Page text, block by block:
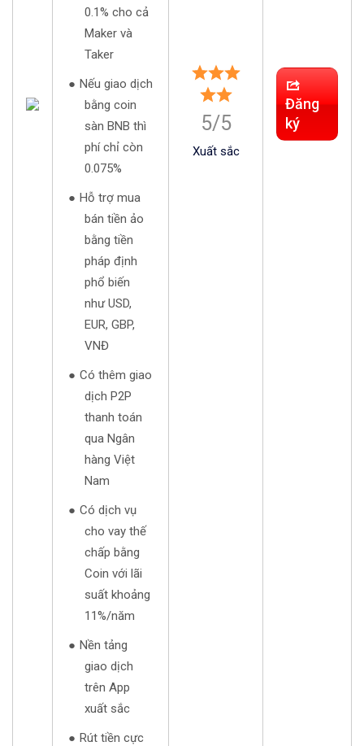
0.1% cho cả
Maker và
Taker
Nếu giao dịch
bằng coin
sàn BNB thì
phí chỉ còn
0.075%
Hỗ trợ mua
bán tiền ảo
bằng tiền
pháp định
phổ biến
như USD,
EUR, GBP,
VNĐ
Có thêm giao
dịch P2P
thanh toán
qua Ngân
hàng Việt
Nam
Có dịch vụ
cho vay thế
chấp bằng
Coin với lãi
suất khoảng
11%/năm
Nền tảng
giao dịch
trên App
xuất sắc
Rút tiền cực
5/5
Xuất sắc
Đăng
ký